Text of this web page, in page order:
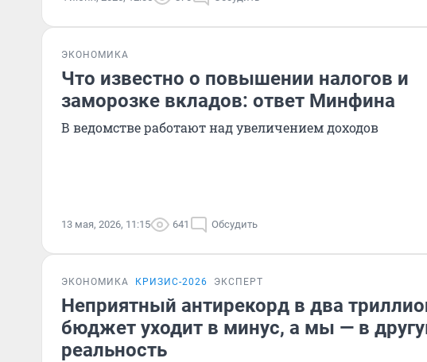
ЭКОНОМИКА
Что известно о повышении налогов и
заморозке вкладов: ответ Минфина
В ведомстве работают над увеличением доходов
13 мая, 2026, 11:15 641 Обсудить
ЭКОНОМИКА КРИЗИС-2026 ЭКСПЕРТ
Неприятный антирекорд в два
бюджет уходит в минус, а мы — в
реальность